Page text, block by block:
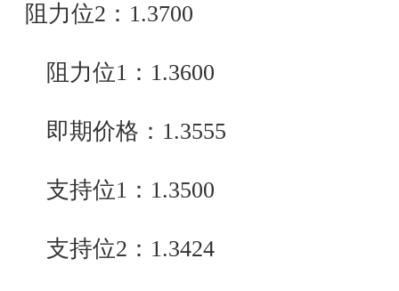
阻力位2：1.3700
阻力位1：1.3600
即期价格：1.3555
支持位1：1.3500
支持位2：1.3424